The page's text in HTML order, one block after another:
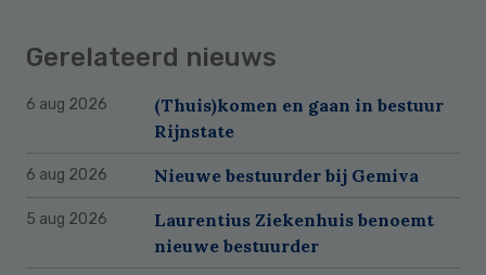
Gerelateerd nieuws
6 aug 2026
(Thuis)komen en gaan in bestuur
Rijnstate
6 aug 2026 Nieuwe bestuurder bij Gemiva
5 aug 2026
Laurentius Ziekenhuis benoemt
nieuwe bestuurder